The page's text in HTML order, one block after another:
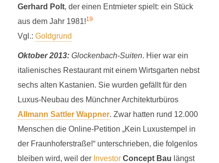
Gerhard Polt, der einen Entmieter spielt: ein Stück
aus dem Jahr 1981!19
Vgl.: Goldgrund
Oktober 2013:Glockenbach-Suiten. Hier war ein
italienisches Restaurant mit einem Wirtsgarten nebst
sechs alten Kastanien. Sie wurden gefällt für den
Luxus-Neubau des Münchner Architekturbüros
Allmann Sattler Wappner. Zwar hatten rund 12.000
Menschen die Online-Petition „Kein Luxustempel in
der Fraunhoferstraße!“ unterschrieben, die folgenlos
bleiben wird, weil der Investor Concept Bau längst